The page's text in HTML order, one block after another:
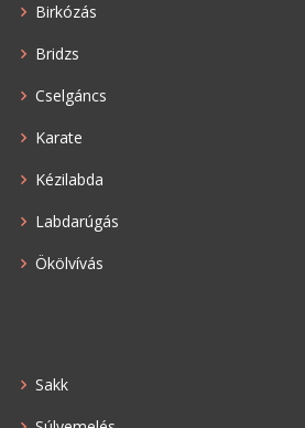
Birkózás
Bridzs
Cselgáncs
Karate
Kézilabda
Labdarúgás
Ökölvívás
Sakk